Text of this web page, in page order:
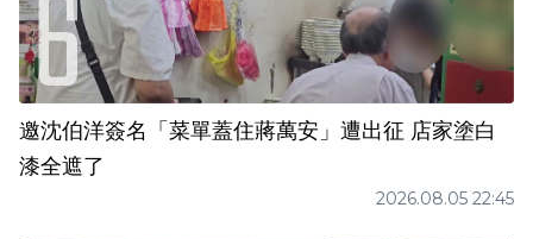
邀沈伯洋簽名「菜單蓋住蔣萬安」遭出征 店家塗白
漆全遮了
2026.08.05 22:45